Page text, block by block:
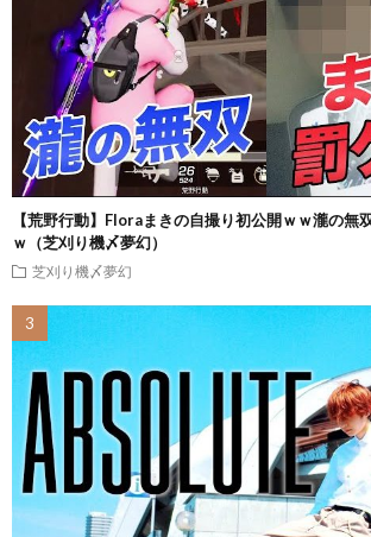
【荒野行動】Floraまきの自撮り初公開ｗｗ瀧の無
ｗ（芝刈り機〆夢幻）
芝刈り機〆夢幻